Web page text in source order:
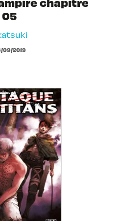
05
09/2019